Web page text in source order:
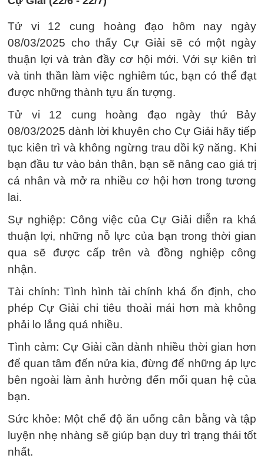
Tử vi 12 cung hoàng đạo hôm nay ngày
08/03/2025 cho thấy Cự Giải sẽ có một ngày
thuận lợi và tràn đầy cơ hội mới. Với sự kiên trì
và tinh thần làm việc nghiêm túc, bạn có thể đạt
được những thành tựu ấn tượng.
Tử vi 12 cung hoàng đạo ngày thứ Bảy
08/03/2025 dành lời khuyên cho Cự Giải hãy tiếp
tục kiên trì và không ngừng trau dồi kỹ năng. Khi
bạn đầu tư vào bản thân, bạn sẽ nâng cao giá trị
cá nhân và mở ra nhiều cơ hội hơn trong tương
lai.
Sự nghiệp: Công việc của Cự Giải diễn ra khá
thuận lợi, những nỗ lực của bạn trong thời gian
qua sẽ được cấp trên và đồng nghiệp công
nhận.
Tài chính: Tình hình tài chính khá ổn định, cho
phép Cự Giải chi tiêu thoải mái hơn mà không
phải lo lắng quá nhiều.
Tình cảm: Cự Giải cần dành nhiều thời gian hơn
để quan tâm đến nửa kia, đừng để những áp lực
bên ngoài làm ảnh hưởng đến mối quan hệ của
bạn.
Sức khỏe: Một chế độ ăn uống cân bằng và tập
luyện nhẹ nhàng sẽ giúp bạn duy trì trạng thái tốt
nhất.